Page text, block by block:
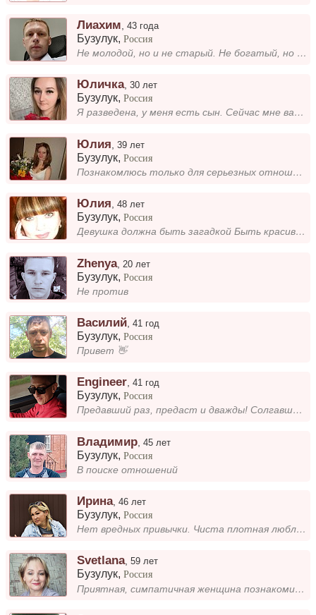
Лиахим ,43 года
Бузулук,Россия
Не молодой, но и не старый. Не богатый, но и не бедный. Ищу серьёзные отношения для создания семьи....
Юличка,30 лет
Бузулук,Россия
Я разведена, у меня есть сын. Сейчас мне важно находить общий язык с интересными людьми и делиться временем с близкими....
Юлия ,39 лет
Бузулук,Россия
Познакомлюсь только для серьезных отношений, есть сын и дочь
Юлия ,48 лет
Бузулук,Россия
Девушка должна быть загадкой Быть красивой душой, и внешне. Обаятельной, нежной, ласковой Любить и всегда быть любимой...
Zhenya, 20 лет
Бузулук,Россия
Не против
Василий ,41 год
Бузулук,Россия
Привет 👋
Engineer,41 год
Бузулук,Россия
Предавший раз, предаст и дважды! Солгавший раз, продолжит враньё!
Владимир ,45 лет
Бузулук,Россия
В поиске отношений
Ирина,46 лет
Бузулук,Россия
Нет вредных привычки. Чиста плотная люблю готовить, увлекаюсь комнотными ростениями
Svetlana,59 лет
Бузулук,Россия
Приятная, симпатичная женщина познакомится с мужчиной без вредных привычек.